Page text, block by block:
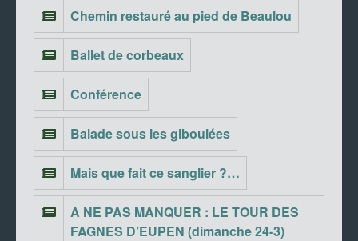
Chemin restauré au pied de Beaulou
Ballet de corbeaux
Conférence
Balade sous les giboulées
Mais que fait ce sanglier ?…
A NE PAS MANQUER : LE TOUR DES
FAGNES D’EUPEN (dimanche 24-3)